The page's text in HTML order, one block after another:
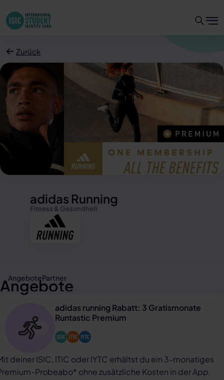
Zurück
Fitness & Gesundheit
adidas Running
AngebotePartner
Angebote
adidas running Rabatt: 3 Gratismonate
Runtastic Premium
deiner ISIC, ITIC oder IYTC erhältst du ein 3-monatiges
Probeabo* ohne zusätzliche Kosten in der App.